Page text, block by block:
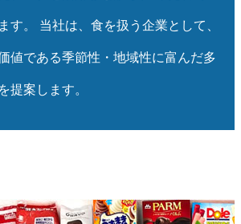
す。 当社は、食を扱う企業として、
値である季節性・地域性に富んだ多
提案します。